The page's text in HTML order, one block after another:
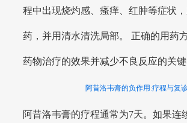
程中出现烧灼感、瘙痒、红肿等症状
药，并用清水清洗局部。 正确的用药
药物治疗的效果并减少不良反应的关键
阿昔洛韦膏的负作用:疗程与复
阿昔洛韦膏的疗程通常为7天。如果连